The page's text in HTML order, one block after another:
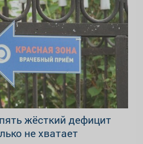
жёсткий дефицит
не хватает